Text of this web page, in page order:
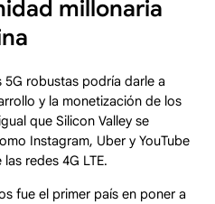
millonaria
5G robustas podría darle a
y la monetización de los
que Silicon Valley se
Instagram, Uber y YouTube
redes 4G LTE.
fue el primer país en poner a